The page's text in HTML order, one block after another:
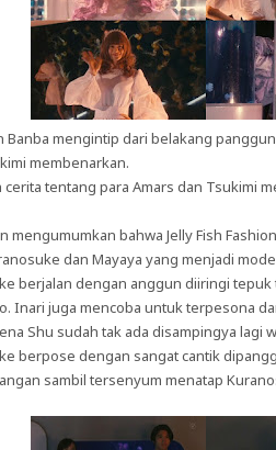
Banba mengintip dari belakang
membenarkan.
tentang para Amars dan Tsukimi
mengumumkan bahwa Jelly Fish
dan Mayaya yang menjadi
berjalan dengan anggun diiringi
Inari juga mencoba untuk terpesona
Shu sudah tak ada disampingya lagi
berpose dengan sangat cantik
sambil tersenyum menatap